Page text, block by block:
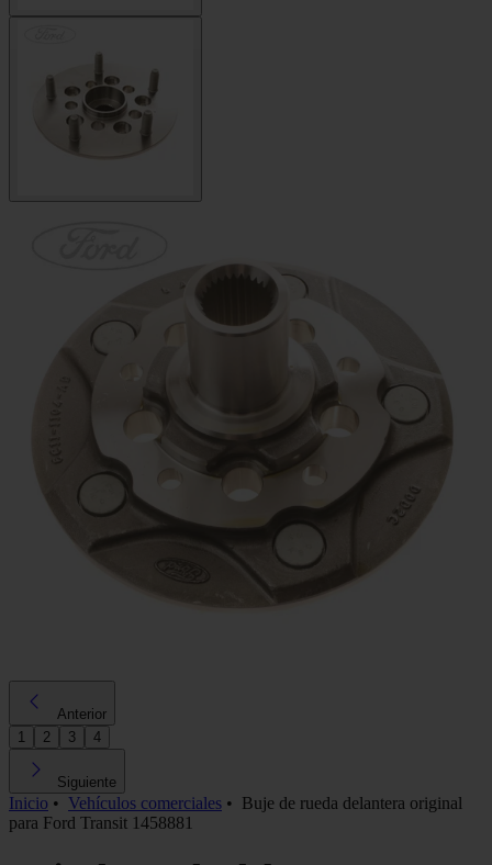
Anterior
1
2 3 4
Siguiente
Inicio • Vehículos comerciales • Buje de rueda delantera original
para Ford Transit 1458881